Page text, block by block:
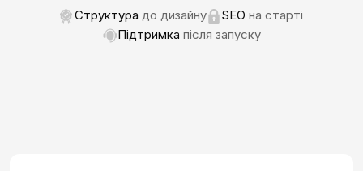
Структура до дизайну SEO на старті
Підтримка після запуску